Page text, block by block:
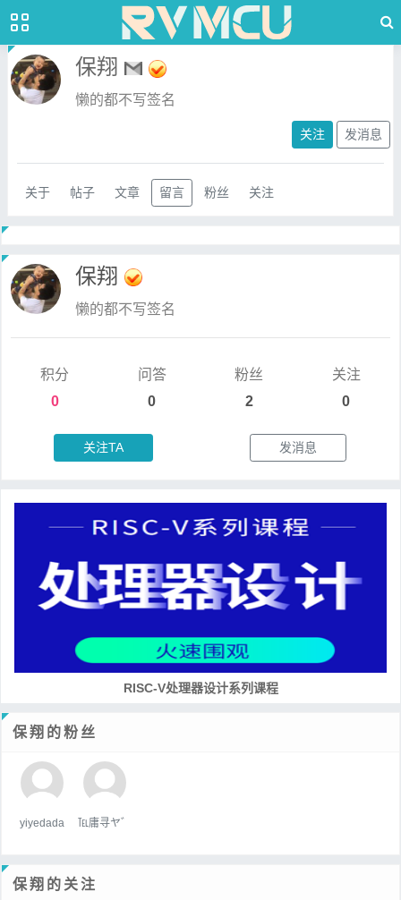
保翔
懒的都不写签名
关注 发消息
关于 帖子 文章 留言 粉丝 关注
保翔
懒的都不写签名
积分
0
问答
0
粉丝
2
关注
0
关注TA 发消息
RISC-V处理器设计系列课程
保翔的粉丝
yiyedada ℡庸寻ヤ゛
保翔的关注